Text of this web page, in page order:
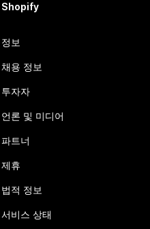
Shopify
정보
채용 정보
투자자
언론 및 미디어
파트너
제휴
법적 정보
서비스 상태